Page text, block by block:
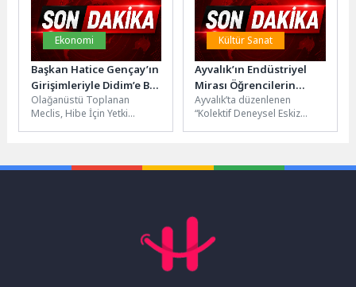
Ekonomi
Başkan Hatice Gençay’ın
Girişimleriyle Didim’e Bir
Hibe Desteği Daha
Olağanüstü Toplanan
Meclis, Hibe İçin Yetki
Kültür Sanat
Ayvalık’ın Endüstriyel
Mirası Öğrencilerin
Eskizleriyle Yeniden
Keşfedildi
Ayvalık’ta düzenlenen
“Kolektif Deneysel Eskiz
getirerek...